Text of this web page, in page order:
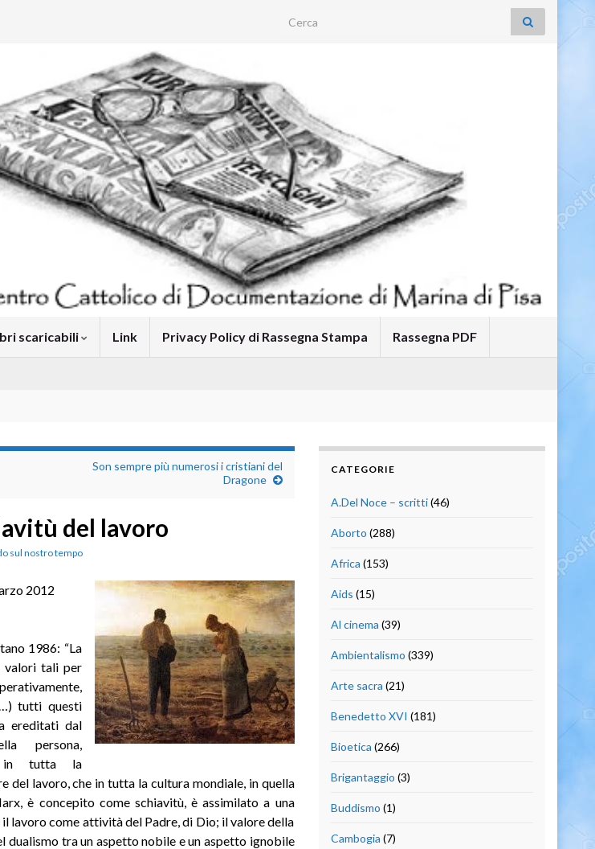
Search for:
scaricabili Link Privacy Policy di Rassegna Stampa Rassegna PDF
Son sempre più numerosi i cristiani del
Dragone
del lavoro
sul nostro tempo
2012
1986: “La
valori tali per
tutti questi
ereditati dal
persona,
in tutta la
del lavoro, che in tutta la cultura mondiale, in quella
è concepito come schiavitù, è assimilato a una
lavoro come attività del Padre, di Dio; il valore della
dualismo tra un aspetto nobile e un aspetto ignobile
CATEGORIE
A.Del Noce – scritti(46)
Aborto (288)
Africa (153)
Aids (15)
Al cinema (39)
Ambientalismo (339)
Arte sacra (21)
Benedetto XVI (181)
Bioetica (266)
Brigantaggio (3)
Buddismo (1)
Cambogia (7)